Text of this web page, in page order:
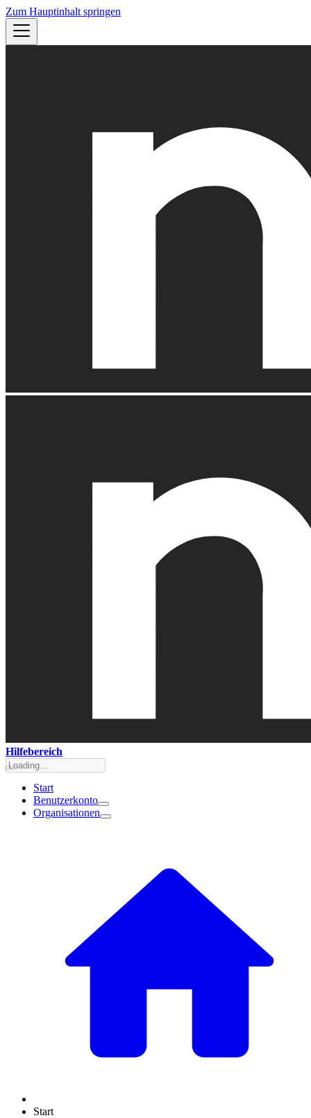
Zum Hauptinhalt springen
Hilfebereich
Start
Benutzerkonto
Organisationen
Start